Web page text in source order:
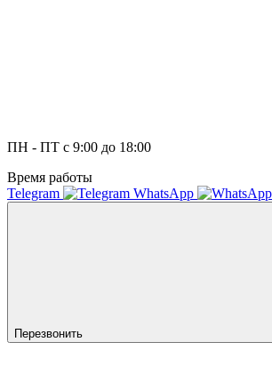
ПН - ПТ с 9:00 до 18:00
Время работы
Telegram
WhatsApp
Перезвонить